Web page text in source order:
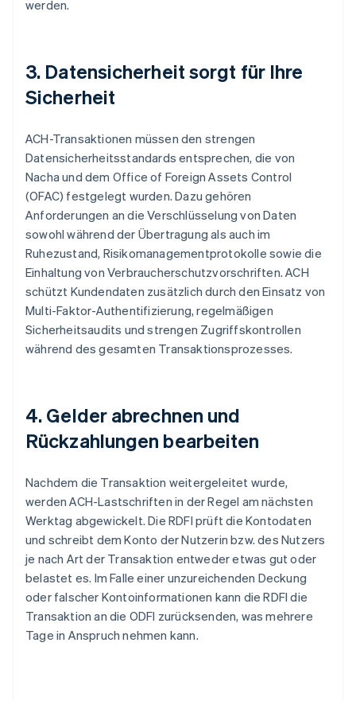
werden.
3. Datensicherheit sorgt für Ihre
Sicherheit
ACH-Transaktionen müssen den strengen
Datensicherheitsstandards entsprechen, die von
Nacha und dem Office of Foreign Assets Control
(OFAC) festgelegt wurden. Dazu gehören
Anforderungen an die Verschlüsselung von Daten
sowohl während der Übertragung als auch im
Ruhezustand, Risikomanagementprotokolle sowie die
Einhaltung von Verbraucherschutzvorschriften. ACH
schützt Kundendaten zusätzlich durch den Einsatz von
Multi-Faktor-Authentifizierung, regelmäßigen
Sicherheitsaudits und strengen Zugriffskontrollen
während des gesamten Transaktionsprozesses.
4. Gelder abrechnen und
Rückzahlungen bearbeiten
Nachdem die Transaktion weitergeleitet wurde,
werden ACH-Lastschriften in der Regel am nächsten
Werktag abgewickelt. Die RDFI prüft die Kontodaten
und schreibt dem Konto der Nutzerin bzw. des Nutzers
je nach Art der Transaktion entweder etwas gut oder
belastet es. Im Falle einer unzureichenden Deckung
oder falscher Kontoinformationen kann die RDFI die
Transaktion an die ODFI zurücksenden, was mehrere
Tage in Anspruch nehmen kann.